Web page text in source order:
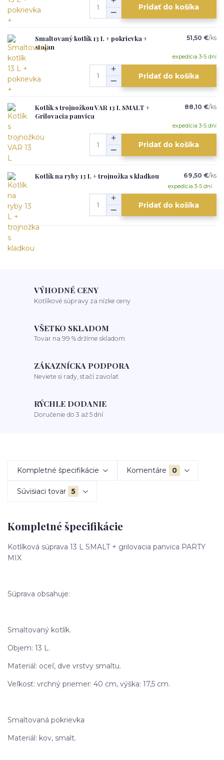
Pridať do košíka
Smaltovaný kotlík 13 L + pokrievka +
stojan
51,50 €/ks
expedícia 3-5 dní
Pridať do košíka
Kotlík s trojnožkou VAR 13 L SMALT +
Grilovacia panvica
88,10 €/ks
expedícia 3-5 dní
Pridať do košíka
Kotlík na ryby 13 L + trojnožka s kladkou 69,50 €/ks
expedícia 3-5 dní
Pridať do košíka
VÝHODNÉ CENY
Kotlíkové súpravy za nízke ceny
VŠETKO SKLADOM
Tovar na 99 % držíme skladom
ZÁKAZNÍCKA PODPORA
Neviete si rady, stačí zavolať
RÝCHLE DODANIE
Doručenie do 3 až 5 dní
Kompletné špecifikácie Komentáre 0
Súvisiaci tovar 5
Kompletné špecifikácie
Kotlíková súprava 13 L SMALT + grilovacia panvica PARTY
MIX
Súprava obsahuje:
Smaltovaný kotlík.
Objem: 13 L.
Materiál: oceľ, dve vrstvy smaltu.
Veľkosť: vrchný priemer: 40 cm, výška: 17,5 cm.
Smaltovaná pokrievka
Materiál: kov, smalt.